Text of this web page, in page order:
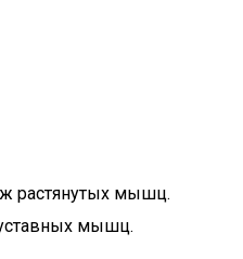
растянутых мышц.
мышц.